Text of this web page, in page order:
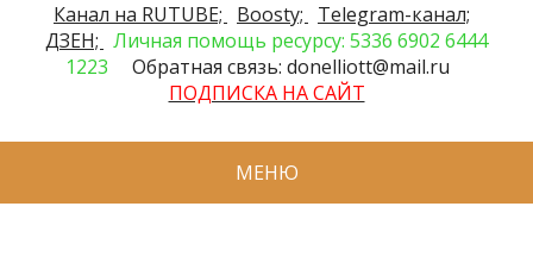
Канал на RUTUBE;
Boosty;
Telegram-канал;
ДЗЕН; Личная помощь ресурсу: 5336 6902 6444
1223
Обратная связь: donelliott@mail.ru
ПОДПИСКА НА САЙТ
МЕНЮ